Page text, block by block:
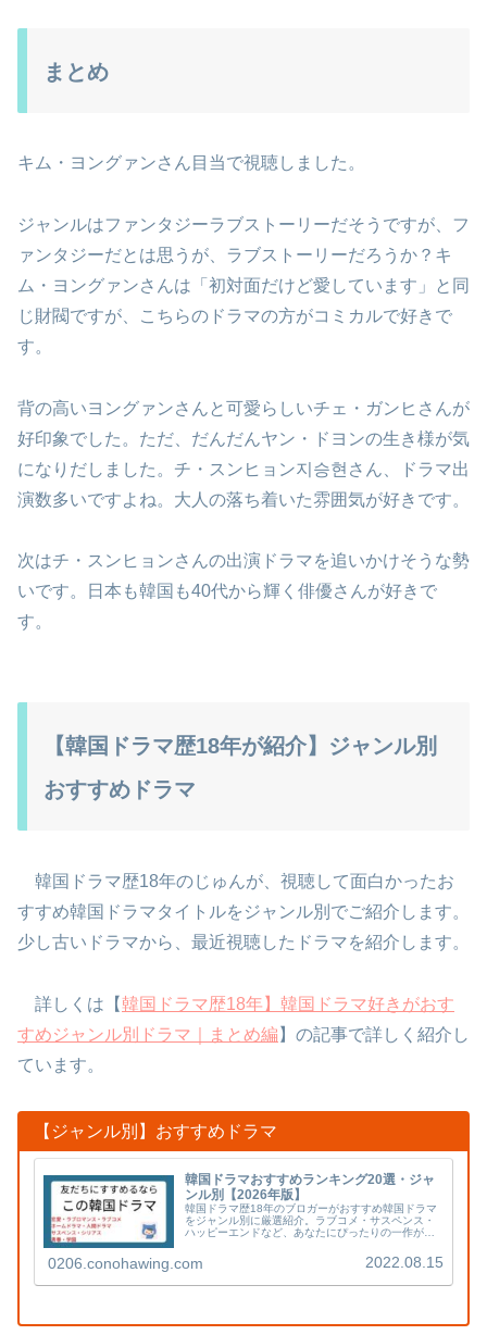
まとめ
キム・ヨングァンさん目当で視聴しました。
ジャンルはファンタジーラブストーリーだそうですが、フ
ァンタジーだとは思うが、ラブストーリーだろうか？キ
ム・ヨングァンさんは「初対面だけど愛しています」と同
じ財閥ですが、こちらのドラマの方がコミカルで好きで
す。
背の高いヨングァンさんと可愛らしいチェ・ガンヒさんが
好印象でした。ただ、だんだんヤン・ドヨンの生き様が気
になりだしました。チ・スンヒョン지승현さん、ドラマ出
演数多いですよね。大人の落ち着いた雰囲気が好きです。
次はチ・スンヒョンさんの出演ドラマを追いかけそうな勢
いです。日本も韓国も40代から輝く俳優さんが好きで
す。
【韓国ドラマ歴18年が紹介】ジャンル別
おすすめドラマ
韓国ドラマ歴18年のじゅんが、視聴して面白かったお
すすめ韓国ドラマタイトルをジャンル別でご紹介します。
少し古いドラマから、最近視聴したドラマを紹介します。
詳しくは【韓国ドラマ歴18年】韓国ドラマ好きがおす
すめジャンル別ドラマ｜まとめ編 】の記事で詳しく紹介し
ています。
【ジャンル別】おすすめドラマ
韓国ドラマおすすめランキング20選・ジャ
ンル別【2026年版】
韓国ドラマ歴18年のブロガーがおすすめ韓国ドラマ
をジャンル別に厳選紹介。ラブコメ・サスペンス・
ハッピーエンドなど、あなたにぴったりの一作が見
0206.conohawing.com 2022.08.15